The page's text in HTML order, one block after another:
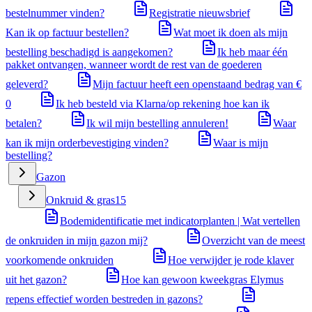
bestelnummer vinden?
Registratie nieuwsbrief
Kan ik op factuur bestellen?
Wat moet ik doen als mijn
bestelling beschadigd is aangekomen?
Ik heb maar één
pakket ontvangen, wanneer wordt de rest van de goederen
geleverd?
Mijn factuur heeft een openstaand bedrag van €
0
Ik heb besteld via Klarna/op rekening hoe kan ik
betalen?
Ik wil mijn bestelling annuleren!
Waar
kan ik mijn orderbevestiging vinden?
Waar is mijn
bestelling?
Gazon
Onkruid & gras15
Bodemidentificatie met indicatorplanten | Wat vertellen
de onkruiden in mijn gazon mij?
Overzicht van de meest
voorkomende onkruiden
Hoe verwijder je rode klaver
uit het gazon?
Hoe kan gewoon kweekgras Elymus
repens effectief worden bestreden in gazons?